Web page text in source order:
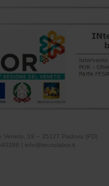
Veneto, 19 – 35127 Padova (PD)
| info@tecnolabor.it